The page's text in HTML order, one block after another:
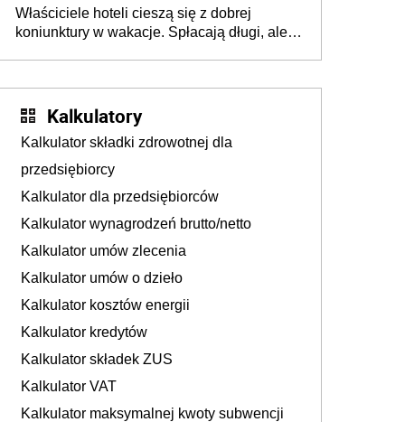
tam, gdzie wielu spędzi urlop po cichu
Właściciele hoteli cieszą się z dobrej
koniunktury w wakacje. Spłacają długi, ale
Kalkulatory
Kalkulator składki zdrowotnej dla
przedsiębiorcy
Kalkulator dla przedsiębiorców
Kalkulator wynagrodzeń brutto/netto
Kalkulator umów zlecenia
Kalkulator umów o dzieło
Kalkulator kosztów energii
Kalkulator kredytów
Kalkulator składek ZUS
Kalkulator VAT
Kalkulator maksymalnej kwoty subwencji